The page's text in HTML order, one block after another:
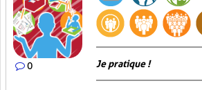
0 Je pratique !